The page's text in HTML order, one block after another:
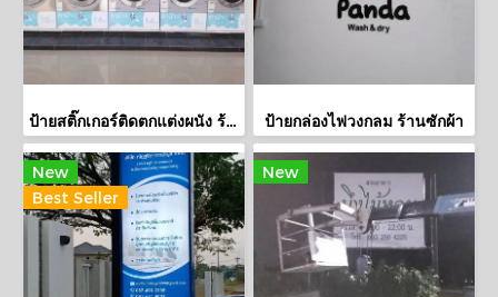
ป้ายสติ๊กเกอร์ติดตกแต่งผนัง ร้านสะดวกซัก ป้ายกล่องไฟวงกลม ร้านซักผ้า
New
Best Seller
New